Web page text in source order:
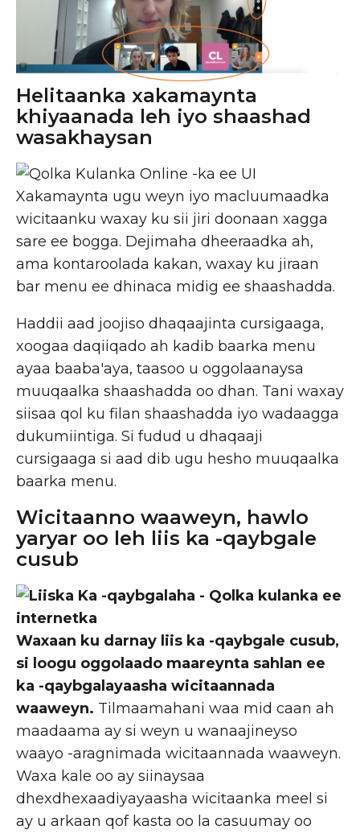
Helitaanka xakamaynta
khiyaanada leh iyo shaashad
wasakhaysan
Xakamaynta ugu weyn iyo macluumaadka
wicitaanku waxay ku sii jiri doonaan xagga
sare ee bogga. Dejimaha dheeraadka ah,
ama kontaroolada kakan, waxay ku jiraan
bar menu ee dhinaca midig ee shaashadda.
Haddii aad joojiso dhaqaajinta cursigaaga,
xoogaa daqiiqado ah kadib baarka menu
ayaa baaba'aya, taasoo u oggolaanaysa
muuqaalka shaashadda oo dhan. Tani waxay
siisaa qol ku filan shaashadda iyo wadaagga
dukumiintiga. Si fudud u dhaqaaji
cursigaaga si aad dib ugu hesho muuqaalka
baarka menu.
Wicitaanno waaweyn, hawlo
yaryar oo leh liis ka -qaybgale
cusub
Waxaan ku darnay liis ka -qaybgale cusub,
si loogu oggolaado maareynta sahlan ee
ka -qaybgalayaasha wicitaannada
waaweyn. Tilmaamahani waa mid caan ah
maadaama ay si weyn u wanaajineyso
waayo -aragnimada wicitaannada waaweyn.
Waxa kale oo ay siinaysaa
dhexdhexaadiyayaasha wicitaanka meel si
ay u arkaan qof kasta oo la casuumay oo